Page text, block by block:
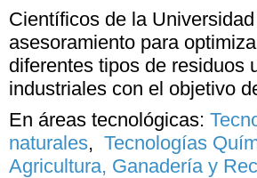
Científicos de la
asesoramiento para
diferentes tipos de residuos
industriales con el objetivo
En áreas tecnológicas:
naturales, Tecnologías
Agricultura, Ganadería y